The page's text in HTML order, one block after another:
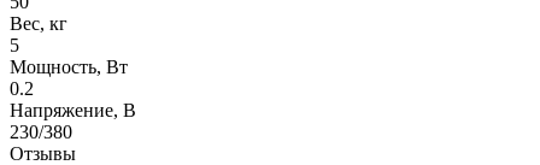
Вес, кг
5
Мощность, Вт
0.2
Напряжение, В
230/380
Отзывы